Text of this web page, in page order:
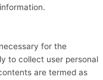
for the
to collect user personal
are termed as